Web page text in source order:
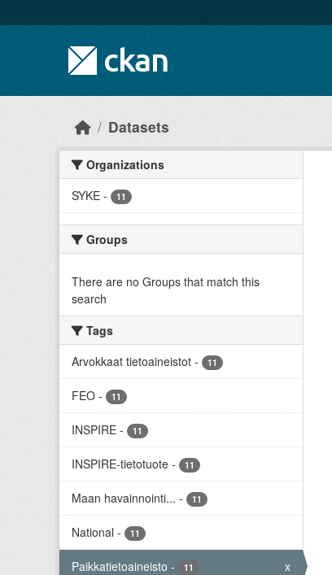
Datasets
Organizations
SYKE - 11
Groups
There are no Groups that match this
search
Tags
Arvokkaat tietoaineistot - 11
FEO - 11
INSPIRE - 11
INSPIRE-tietotuote - 11
Maan havainnointi... - 11
National - 11
Paikkatietoaineisto - 11 x